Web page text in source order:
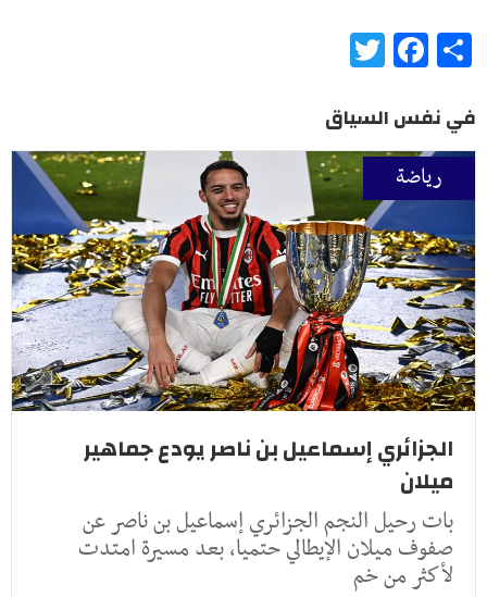
Share
Facebook
في نفس السياق
رياضة
الجزائري إسماعيل بن ناصر يودع جماهير
ميلان
بات رحيل النجم الجزائري إسماعيل بن ناصر عن
صفوف ميلان الإيطالي حتميا، بعد مسيرة امتدت
لأكثر من خم